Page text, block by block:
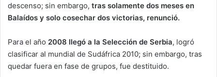
descenso; sin embargo, tras solamente dos meses en
Balaídos y solo cosechar dos victorias, renunció.
Para el año 2008 llegó a la Selección de Serbia, logró
clasificar al mundial de Sudáfrica 2010; sin embargo, tras
quedar fuera en fase de grupos, fue destituido.